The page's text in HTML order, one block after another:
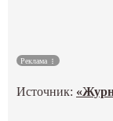
Реклама
Источник: